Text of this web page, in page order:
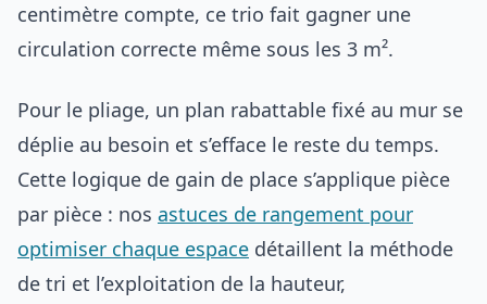
centimètre compte, ce trio fait gagner une
circulation correcte même sous les 3 m².
Pour le pliage, un plan rabattable fixé au mur se
déplie au besoin et s’efface le reste du temps.
Cette logique de gain de place s’applique pièce
par pièce : nos astuces de rangement pour
optimiser chaque espace détaillent la méthode
de tri et l’exploitation de la hauteur,